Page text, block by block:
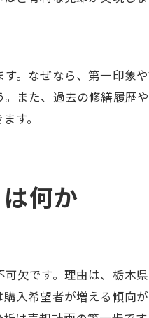
。なぜなら、第一印象
また、過去の修繕履歴
す。
何か
欠です。理由は、栃木
入希望者が増える傾向